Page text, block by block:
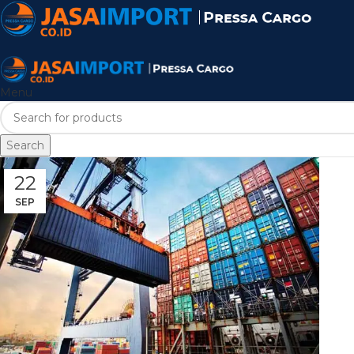
Menu
Search
22
SEP